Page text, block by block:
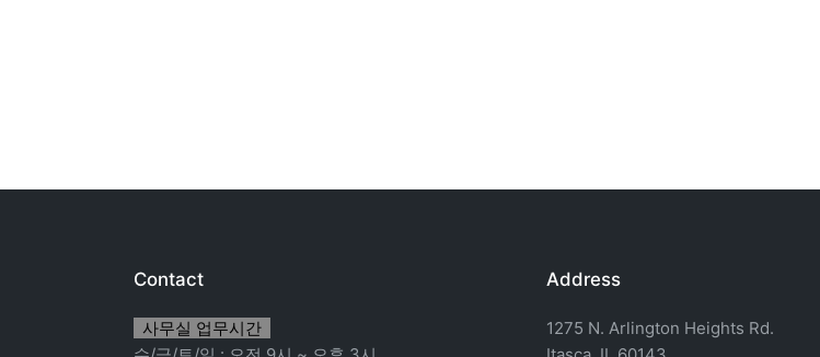
Contact
사무실 업무시간
Address
1275 N. Arlington Heights Rd.